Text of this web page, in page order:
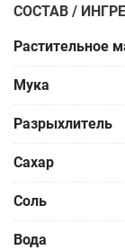
СОСТАВ /
Растительное
Мука
Разрыхлитель
Сахар
Соль
Вода